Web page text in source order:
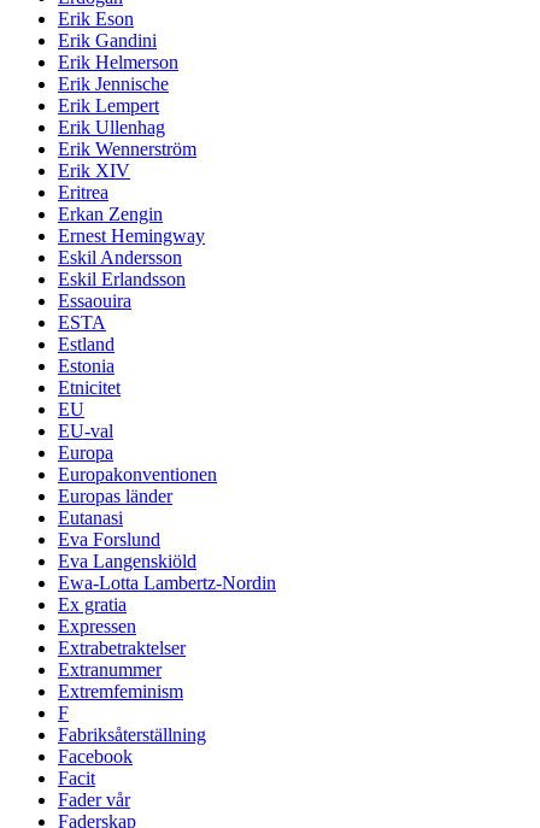
Erik Eson
Erik Gandini
Erik Helmerson
Erik Jennische
Erik Lempert
Erik Ullenhag
Erik Wennerström
Erik XIV
Eritrea
Erkan Zengin
Ernest Hemingway
Eskil Andersson
Eskil Erlandsson
Essaouira
ESTA
Estland
Estonia
Etnicitet
EU
EU-val
Europa
Europakonventionen
Europas länder
Eutanasi
Eva Forslund
Eva Langenskiöld
Ewa-Lotta Lambertz-Nordin
Ex gratia
Expressen
Extrabetraktelser
Extranummer
Extremfeminism
F
Fabriksåterställning
Facebook
Facit
Fader vår
Faderskap